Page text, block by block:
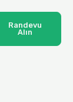
Randevu
Alın